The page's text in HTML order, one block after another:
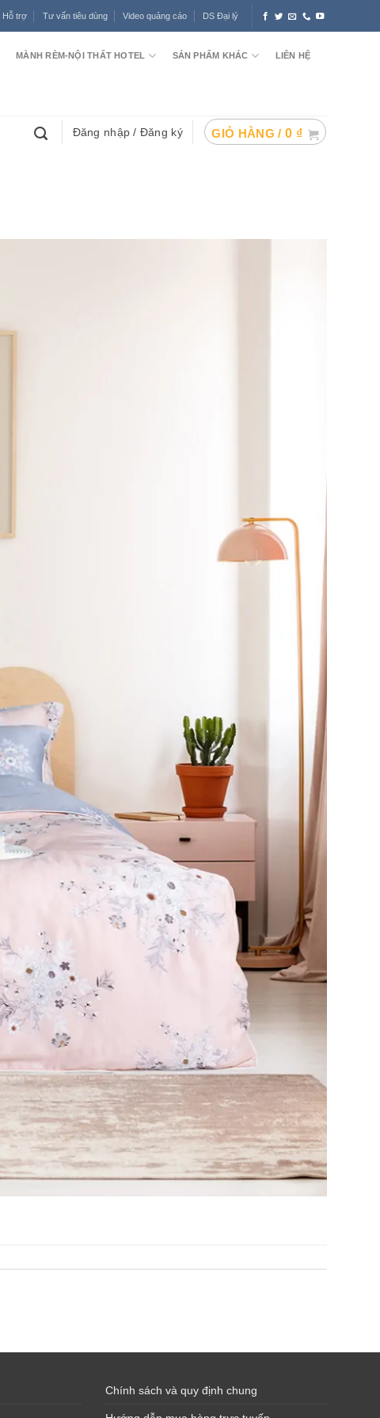
Hỗ trợ Tư vấn tiêu dùng Video quảng cáo DS Đại lý
MÀNH RÈM-NỘI THẤT HOTEL SẢN PHẨM KHÁC LIÊN HỆ
Đăng nhập / Đăng ký GIỎ HÀNG / 0 ₫
Chính sách và quy định chung